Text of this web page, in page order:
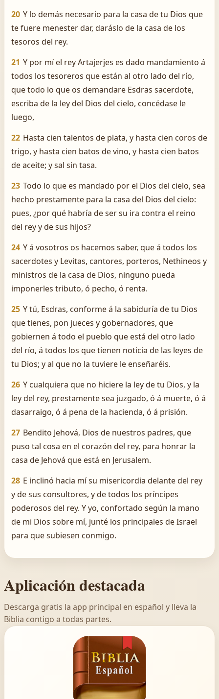
20 Y lo demás necesario para la casa de tu Dios que
te fuere menester dar, daráslo de la casa de los
tesoros del rey.
21 Y por mí el rey Artajerjes es dado mandamiento á
todos los tesoreros que están al otro lado del río,
que todo lo que os demandare Esdras sacerdote,
escriba de la ley del Dios del cielo, concédase le
luego,
22 Hasta cien talentos de plata, y hasta cien coros de
trigo, y hasta cien batos de vino, y hasta cien batos
de aceite; y sal sin tasa.
23 Todo lo que es mandado por el Dios del cielo, sea
hecho prestamente para la casa del Dios del cielo:
pues, ¿por qué habría de ser su ira contra el reino
del rey y de sus hijos?
24 Y á vosotros os hacemos saber, que á todos los
sacerdotes y Levitas, cantores, porteros, Nethineos y
ministros de la casa de Dios, ninguno pueda
imponerles tributo, ó pecho, ó renta.
25 Y tú, Esdras, conforme á la sabiduría de tu Dios
que tienes, pon jueces y gobernadores, que
gobiernen á todo el pueblo que está del otro lado
del río, á todos los que tienen noticia de las leyes de
tu Dios; y al que no la tuviere le enseñaréis.
26 Y cualquiera que no hiciere la ley de tu Dios, y la
ley del rey, prestamente sea juzgado, ó á muerte, ó á
dasarraigo, ó á pena de la hacienda, ó á prisión.
27 Bendito Jehová, Dios de nuestros padres, que
puso tal cosa en el corazón del rey, para honrar la
casa de Jehová que está en Jerusalem.
28 E inclinó hacia mí su misericordia delante del rey
y de sus consultores, y de todos los príncipes
poderosos del rey. Y yo, confortado según la mano
de mi Dios sobre mí, junté los principales de Israel
para que subiesen conmigo.
Aplicación destacada
Descarga gratis la app principal en español y lleva la
Biblia contigo a todas partes.